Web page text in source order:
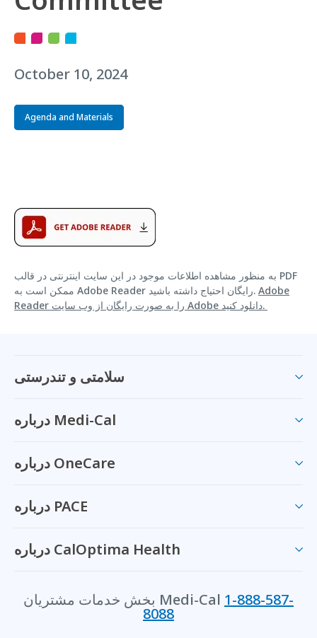
October 10, 2024
Agenda and Materials
به منظور مشاهده اطلاعات موجود در این سایت اینترنتی در قالب PDF
ممکن است به Adobe Reader رایگان احتیاج داشته باشید. Adobe
Reader را به صورت رایگان از وب سایت Adobe دانلود کنید.
سلامتی و تندرستی
درباره Medi-Cal
درباره OneCare
درباره PACE
درباره CalOptima Health
بخش خدمات مشتریان Medi-Cal 1-888-587-
8088